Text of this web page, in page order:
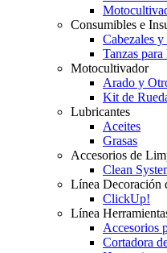
Consumibles e
Cabezales
Tanzas
Motocultivador
Arado y
Kit de
Lubricantes
Aceites
Grasas
Accesorios de
Clean
Línea Decoración
ClickUp!
Línea
Accesorios
Cortadora